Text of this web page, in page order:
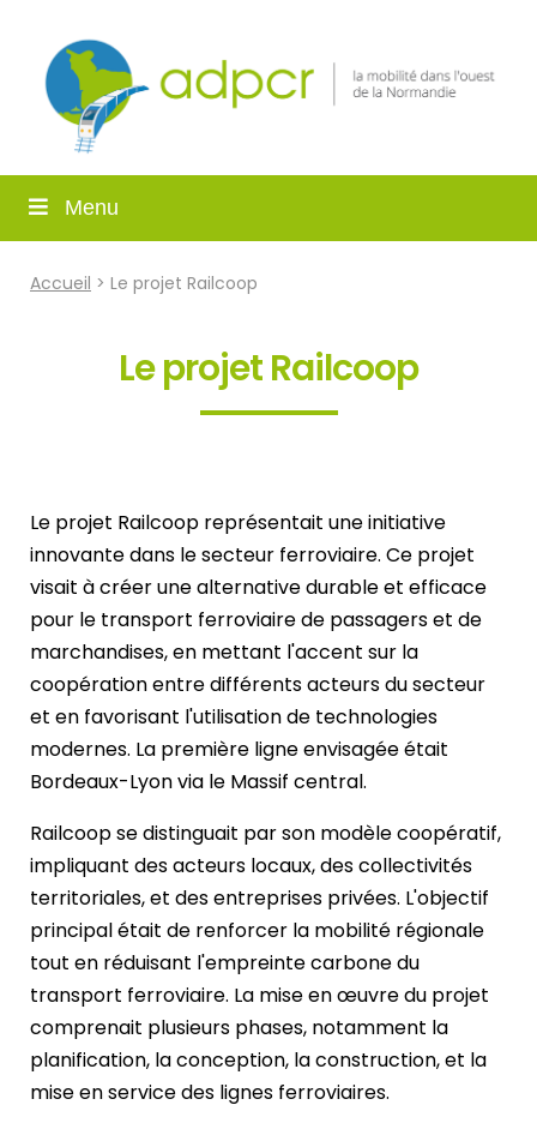
Menu
Accueil > Le projet Railcoop
Le projet Railcoop
Le projet Railcoop représentait une initiative
innovante dans le secteur ferroviaire. Ce projet
visait à créer une alternative durable et efficace
pour le transport ferroviaire de passagers et de
marchandises, en mettant l'accent sur la
coopération entre différents acteurs du secteur
et en favorisant l'utilisation de technologies
modernes. La première ligne envisagée était
Bordeaux-Lyon via le Massif central.
Railcoop se distinguait par son modèle coopératif,
impliquant des acteurs locaux, des collectivités
territoriales, et des entreprises privées. L'objectif
principal était de renforcer la mobilité régionale
tout en réduisant l'empreinte carbone du
transport ferroviaire. La mise en œuvre du projet
comprenait plusieurs phases, notamment la
planification, la conception, la construction, et la
mise en service des lignes ferroviaires.